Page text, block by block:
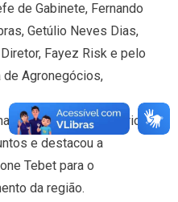
de Gabinete, Fernando
Getúlio Neves Dias,
Fayez Risk e pelo
Agronegócios,
prefeitura, o secretário
e destacou a
Tebet para o
da região.